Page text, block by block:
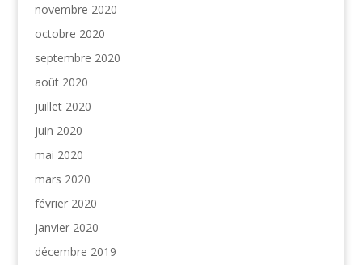
novembre 2020
octobre 2020
septembre 2020
août 2020
juillet 2020
juin 2020
mai 2020
mars 2020
février 2020
janvier 2020
décembre 2019